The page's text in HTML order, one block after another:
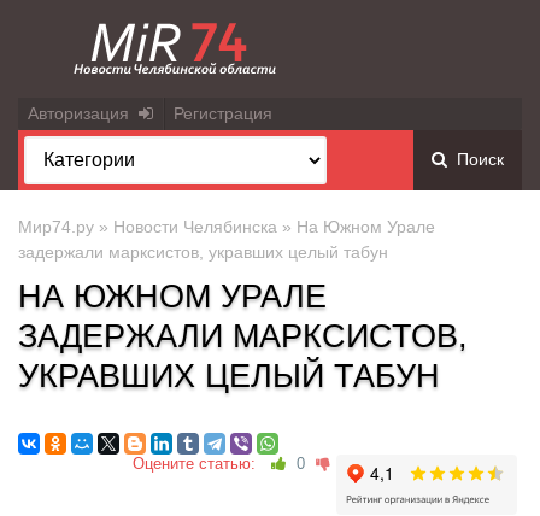
Авторизация Регистрация
Поиск
Мир74.ру » Новости Челябинска » На Южном Урале
задержали марксистов, укравших целый табун
НА ЮЖНОМ УРАЛЕ
ЗАДЕРЖАЛИ МАРКСИСТОВ,
УКРАВШИХ ЦЕЛЫЙ ТАБУН
Оцените статью: 0